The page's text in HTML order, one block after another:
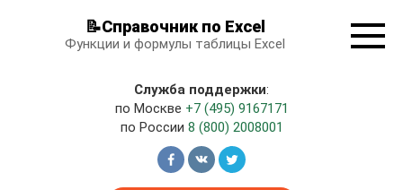
📝Справочник по Excel
Функции и формулы таблицы Excel
Служба поддержки:
по Москве +7 (495) 9167171
по России 8 (800) 2008001